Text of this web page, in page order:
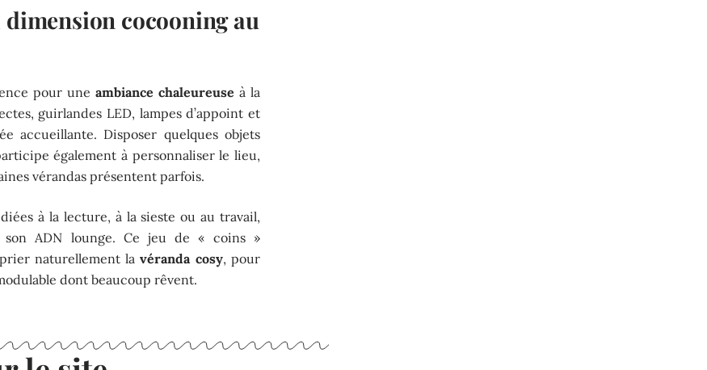
cocooning au
pour une ambiance chaleureuse à la
guirlandes LED, lampes d’appoint et
accueillante. Disposer quelques objets
également à personnaliser le lieu,
vérandas présentent parfois.
à la lecture, à la sieste ou au travail,
son ADN lounge. Ce jeu de « coins »
naturellement lavéranda cosy, pour
dont beaucoup rêvent.